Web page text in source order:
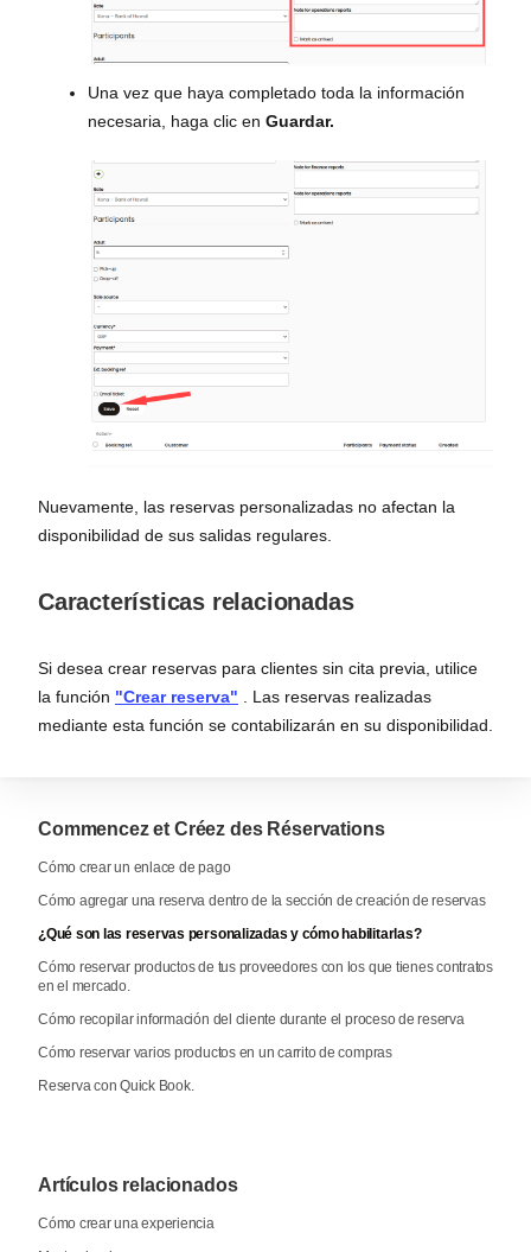
Una vez que haya completado toda la información
necesaria, haga clic en Guardar.
Nuevamente, las reservas personalizadas no afectan la
disponibilidad de sus salidas regulares.
Características relacionadas
Si desea crear reservas para clientes sin cita previa, utilice
la función "Crear reserva" . Las reservas realizadas
mediante esta función se contabilizarán en su disponibilidad.
Commencez et Créez des Réservations
Cómo crear un enlace de pago
Cómo agregar una reserva dentro de la sección de creación de reservas
¿Qué son las reservas personalizadas y cómo habilitarlas?
Cómo reservar productos de tus proveedores con los que tienes contratos
en el mercado.
Cómo recopilar información del cliente durante el proceso de reserva
Cómo reservar varios productos en un carrito de compras
Reserva con Quick Book.
Artículos relacionados
Cómo crear una experiencia